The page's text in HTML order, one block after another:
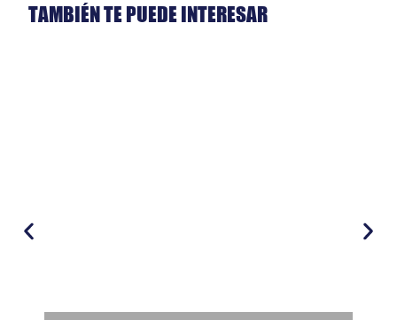
TAMBIÉN TE PUEDE INTERESAR